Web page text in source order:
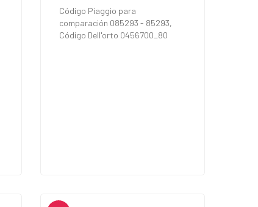
Código Piaggio para
comparación 085293 - 85293,
Código Dell'orto 0456700_80